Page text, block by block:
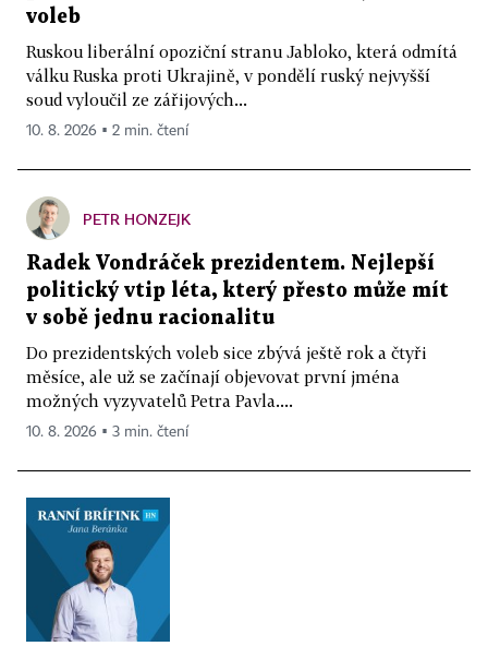
voleb
Ruskou liberální opoziční stranu Jabloko, která odmítá
válku Ruska proti Ukrajině, v pondělí ruský nejvyšší
soud vyloučil ze zářijových...
10. 8. 2026 ▪ 2 min. čtení
PETR HONZEJK
Radek Vondráček prezidentem. Nejlepší
politický vtip léta, který přesto může mít
v sobě jednu racionalitu
Do prezidentských voleb sice zbývá ještě rok a čtyři
měsíce, ale už se začínají objevovat první jména
možných vyzyvatelů Petra Pavla....
10. 8. 2026 ▪ 3 min. čtení